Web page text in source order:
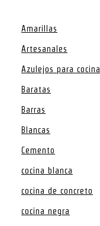
Amarillas
Artesanales
Azulejos para cocina
Baratas
Barras
Blancas
Cemento
cocina blanca
cocina de concreto
cocina negra